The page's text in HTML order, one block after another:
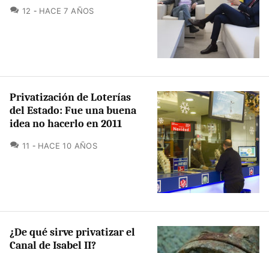
12 COMENTARIOS
HACE 7 AÑOS
Privatización de Loterías
del Estado: Fue una buena
idea no hacerlo en 2011
11 COMENTARIOS
HACE 10 AÑOS
¿De qué sirve privatizar el
Canal de Isabel II?